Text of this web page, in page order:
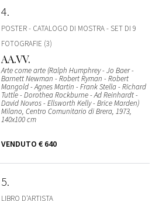
4
POSTER - CATALOGO DI MOSTRA - SET DI 9
FOTOGRAFIE (3)
AA.VV.
Arte come arte (Ralph Humphrey - Jo Baer -
Barnett Newman - Robert Ryman - Robert
Mangold - Agnes Martin - Frank Stella - Richard
Tuttle - Dorothea Rockburne - Ad Reinhardt -
David Novros - Ellsworth Kelly - Brice Marden)
Milano, Centro Comunitario di Brera, 1973,
140x100 cm
VENDUTO € 640
5
LIBRO D'ARTISTA